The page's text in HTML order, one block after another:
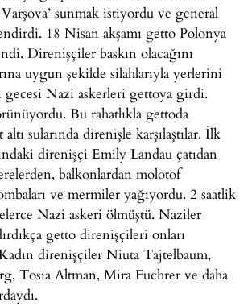
sunmak istiyordu ve general
18 Nisan akşamı getto Polonya
Direnişçiler baskın olacağını
uygun şekilde silahlarıyla yerlerini
gecesi Nazi askerleri gettoya girdi.
Bu rahatlıkla gettoda
sularında direnişle karşılaştılar. İlk
direnişçi Emily Landau çatıdan
balkonlardan molotof
ve mermiler yağıyordu. 2 saatlik
Nazi askeri ölmüştü. Naziler
getto direnişçileri onları
direnişçiler Niuta Tajtelbaum,
Tosia Altman, Mira Fuchrer ve daha